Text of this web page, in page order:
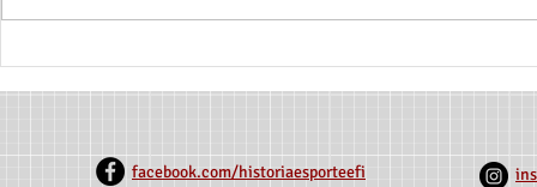
facebook.com/historiaesporteefi